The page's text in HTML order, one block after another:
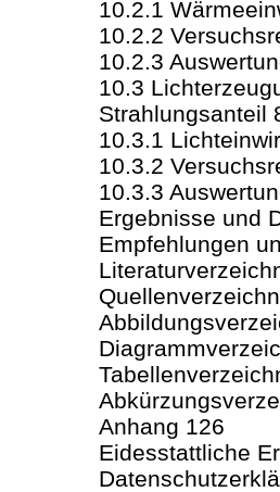
10.2.1
10.2.2
10.2.3
10.3
Strahlungsanteil
10.3.1
10.3.2
10.3.3
Ergebnisse und
Empfehlungen
Anhang 126
Eidesstattliche